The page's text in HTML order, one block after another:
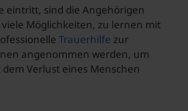
eintritt, sind die Angehörigen
Möglichkeiten, zu lernen mit
Trauerhilfe zur
angenommen werden, um
Verlust eines Menschen